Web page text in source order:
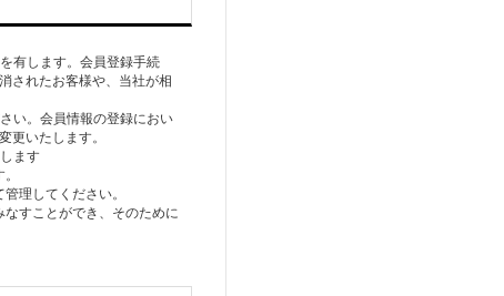
有します。会員登録手続
されたお客様や、当社が相
い。会員情報の登録におい
いたします。
ます
理してください。
すことができ、そのために